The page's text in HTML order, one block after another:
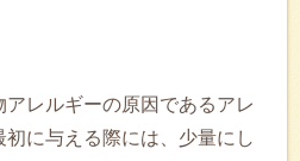
レルギーの原因であるアレ
に与える際には、少量にし